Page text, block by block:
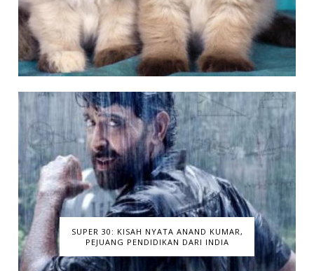
SUPER 30: KISAH NYATA ANAND KUMAR,
PEJUANG PENDIDIKAN DARI INDIA